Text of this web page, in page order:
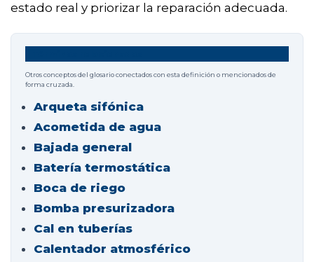
estado real y priorizar la reparación adecuada.
Otros conceptos del glosario conectados con esta definición o mencionados de
forma cruzada.
Arqueta sifónica
Acometida de agua
Bajada general
Batería termostática
Boca de riego
Bomba presurizadora
Cal en tuberías
Calentador atmosférico